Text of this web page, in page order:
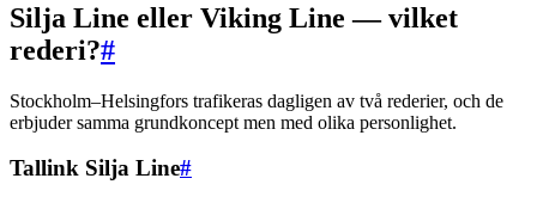
Silja Line eller Viking Line — vilket
rederi?#
Stockholm–Helsingfors trafikeras dagligen av två rederier, och de
erbjuder samma grundkoncept men med olika personlighet.
Tallink Silja Line#